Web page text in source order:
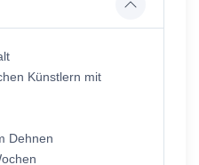
Künstlern mit
Dehnen